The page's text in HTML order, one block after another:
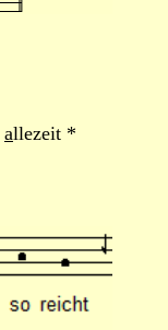
allezeit *